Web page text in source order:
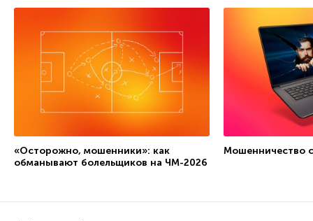
«Осторожно, мошенники»: как
обманывают болельщиков на ЧМ-2026
Мошенничество